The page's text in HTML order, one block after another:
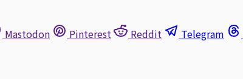
Mastodon Pinterest Reddit Telegram